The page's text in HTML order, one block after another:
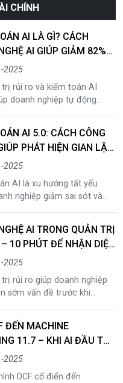
CHÍNH
AI LÀ GÌ? CÁCH
AI GIÚP GIẢM 82%
TRONG BÁO CÁO TÀI
2025
rủi ro và kiểm toán AI
doanh nghiệp tự động
thủ thông minh trong báo
– khám phá ngay cùng
AI 5.0: CÁCH CÔNG
PHÁT HIỆN GIAN LẬN
300%
2025
AI là xu hướng tất yếu
nghiệp giảm sai sót và
AI quản trị rủi ro và tuân
minh cùng Mafitech.
AI TRONG QUẢN TRỊ
– 10 PHÚT ĐỂ NHẬN DIỆN
NGHIỆP CHƯA
2025
rủi ro giúp doanh nghiệp
sớm vấn đề trước khi
kiểm toán AI và tuân thủ
tại Mafitech.
ĐẾN MACHINE
11.7 – KHI AI ĐẦU TƯ
MÔ HÌNH ĐỊNH GIÁ TÀI
2025
DCF cổ điển đến